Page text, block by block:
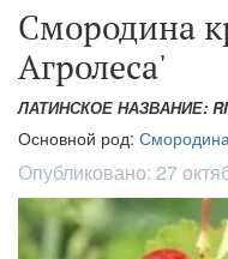
Смородина
Агролеса'
ЛАТИНСКОЕ НАЗВАНИЕ:
Основной род:
Опубликовано: 27